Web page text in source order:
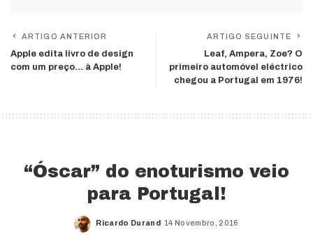
ARTIGO ANTERIOR
Apple edita livro de design
com um preço… à Apple!
ARTIGO SEGUINTE
Leaf, Ampera, Zoe? O
primeiro automóvel eléctrico
chegou a Portugal em 1976!
“Óscar” do enoturismo veio
para Portugal!
Posted
Ricardo Durand 14 Novembro, 2016